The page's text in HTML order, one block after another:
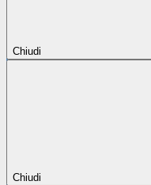
Chiudi
Chiudi